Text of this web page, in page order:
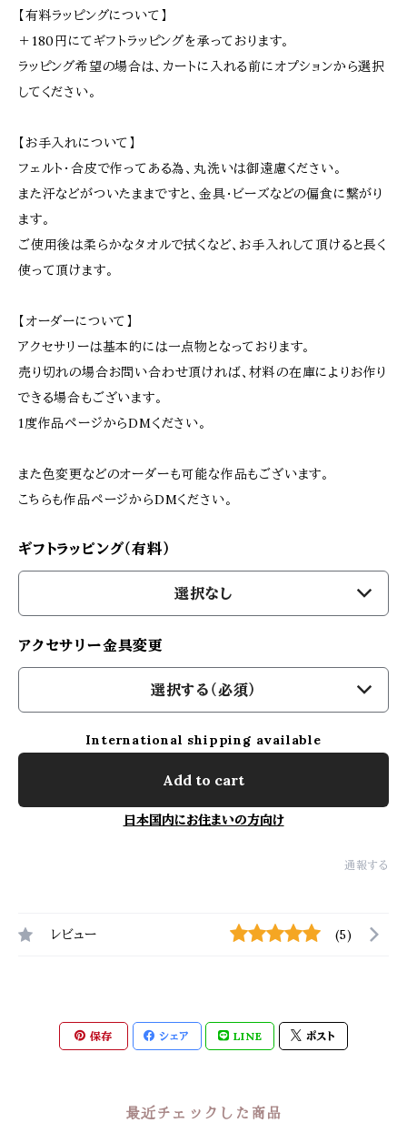
【有料ラッピングについて】
＋180円にてギフトラッピングを承っております。
ラッピング希望の場合は、カートに入れる前にオプションから選択
してください。
【お手入れについて】
フェルト･合皮で作ってある為、丸洗いは御遠慮ください。
また汗などがついたままですと、金具･ビーズなどの偏食に繋がり
ます。
ご使用後は柔らかなタオルで拭くなど、お手入れして頂けると長く
使って頂けます。
【オーダーについて】
アクセサリーは基本的には一点物となっております。
売り切れの場合お問い合わせ頂ければ、材料の在庫によりお作り
できる場合もございます。
1度作品ページからDMください。
また色変更などのオーダーも可能な作品もございます。
こちらも作品ページからDMください。
ギフトラッピング（有料）
選択なし
アクセサリー金具変更
選択する（必須）
International shipping available
Add to cart
日本国内にお住まいの方向け
通報する
レビュー (5)
保存 シェア LINE ポスト
最近チェックした商品